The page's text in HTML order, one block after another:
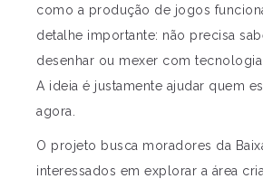
como a produção de jogos
detalhe importante: não precisa
desenhar ou mexer com tecnologia
A ideia é justamente ajudar quem
agora.
O projeto busca moradores da
interessados em explorar a área